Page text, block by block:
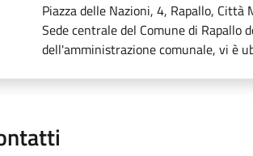
Piazza delle Nazioni, 4, Rapallo,
Sede centrale del Comune di Rapallo
dell'amministrazione comunale, vi è